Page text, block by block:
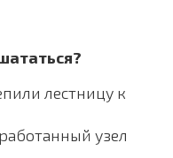
лестницу к
узел